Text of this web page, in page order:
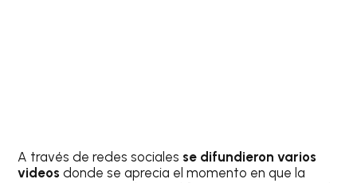
A través de redes sociales se difundieron varios
videos donde se aprecia el momento en que la